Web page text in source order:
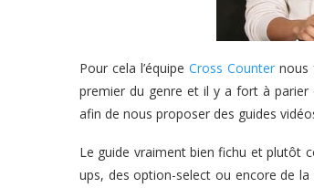
Pour cela l’équipe Cross Counter nous
premier du genre et il y a fort à parier
afin de nous proposer des guides
Le guide vraiment bien fichu et plutôt
ups, des option-select ou encore de